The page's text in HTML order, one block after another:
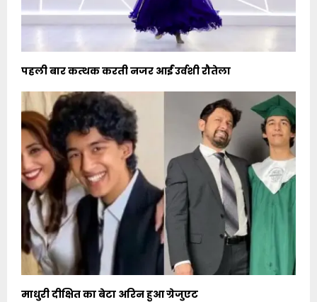
पहली बार कत्थक करती नजर आईं उर्वशी रौतेला
माधुरी दीक्षित का बेटा अरिन हुआ ग्रेजुएट